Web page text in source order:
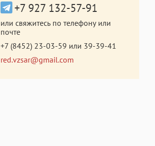
+7 927 132-57-91
или свяжитесь по телефону или
почте
+7 (8452) 23-03-59 или 39-39-41
red.vzsar@gmail.com